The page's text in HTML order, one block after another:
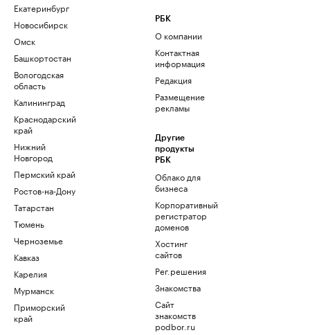
Екатеринбург
Новосибирск
Омск
Башкортостан
Вологодская
область
Калининград
Краснодарский
край
Нижний
Новгород
Пермский край
Ростов-на-Дону
Татарстан
Тюмень
Черноземье
Кавказ
Карелия
Мурманск
Приморский
край
РБК
О компании
Контактная
информация
Редакция
Размещение
рекламы
Другие
продукты
РБК
Облако для
бизнеса
Корпоративный
регистратор
доменов
Хостинг
сайтов
Рег.решения
Знакомства
Сайт
знакомств
podbor.ru